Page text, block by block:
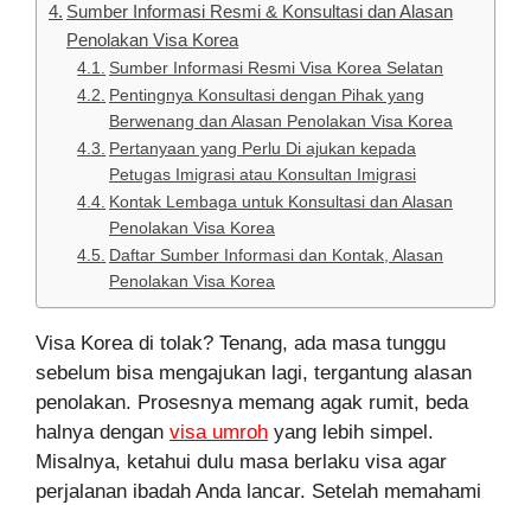
Sumber Informasi Resmi & Konsultasi dan Alasan
Penolakan Visa Korea
Sumber Informasi Resmi Visa Korea Selatan
Pentingnya Konsultasi dengan Pihak yang
Berwenang dan Alasan Penolakan Visa Korea
Pertanyaan yang Perlu Di ajukan kepada
Petugas Imigrasi atau Konsultan Imigrasi
Kontak Lembaga untuk Konsultasi dan Alasan
Penolakan Visa Korea
Daftar Sumber Informasi dan Kontak, Alasan
Penolakan Visa Korea
Visa Korea di tolak? Tenang, ada masa tunggu
sebelum bisa mengajukan lagi, tergantung alasan
penolakan. Prosesnya memang agak rumit, beda
halnya dengan visa umroh yang lebih simpel.
Misalnya, ketahui dulu masa berlaku visa agar
perjalanan ibadah Anda lancar. Setelah memahami